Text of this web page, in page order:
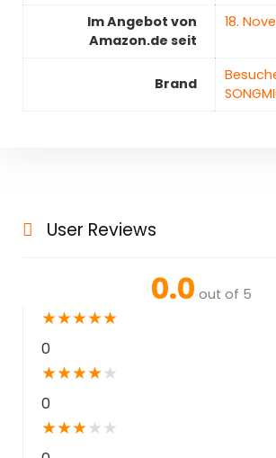
Im Angebot von
Amazon.de seit
18.
Brand
User Reviews
0.0 out of 5
★★★★★
0
★★★★★
0
★★★★ ★